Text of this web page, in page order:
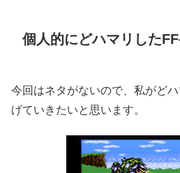
個人的にどハマリした
今回はネタがないので、私がど
げていきたいと思います。